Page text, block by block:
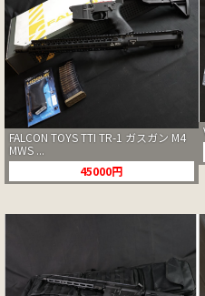
FALCON TOYS TTI TR-1 ガスガン M4
MWS ...
45000円